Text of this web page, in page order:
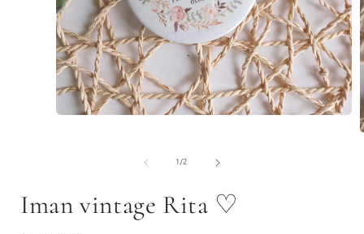
1/de
2
Iman vintage Rita ♡